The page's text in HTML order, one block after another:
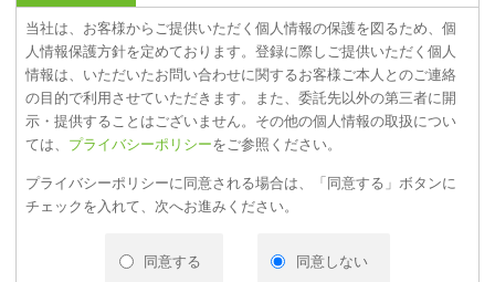
当社は、お客様からご提供いただく個人情報の保護を図るため、個
人情報保護方針を定めております。登録に際しご提供いただく個人
情報は、いただいたお問い合わせに関するお客様ご本人とのご連絡
の目的で利用させていただきます。また、委託先以外の第三者に開
示・提供することはございません。その他の個人情報の取扱につい
ては、 プライバシーポリシーをご参照ください。
プライバシーポリシーに同意される場合は、「同意する」ボタンに
チェックを入れて、次へお進みください。
同意する 同意しない